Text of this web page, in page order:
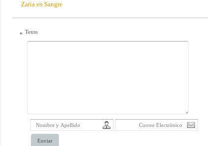
Zaria en Sangre
* Texto
Enviar